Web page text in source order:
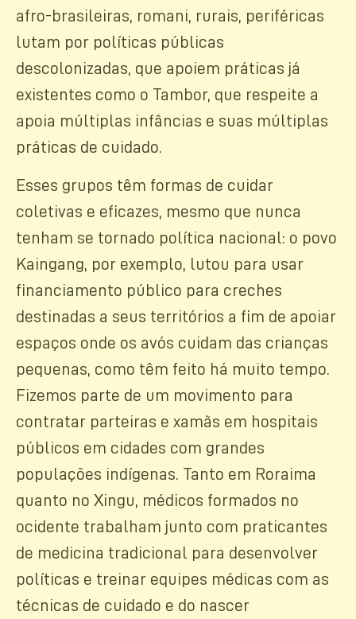
afro-brasileiras, romani, rurais, periféricas
lutam por políticas públicas
descolonizadas, que apoiem práticas já
existentes como o Tambor, que respeite a
apoia múltiplas infâncias e suas múltiplas
práticas de cuidado.
Esses grupos têm formas de cuidar
coletivas e eficazes, mesmo que nunca
tenham se tornado política nacional: o povo
Kaingang, por exemplo, lutou para usar
financiamento público para creches
destinadas a seus territórios a fim de apoiar
espaços onde os avós cuidam das crianças
pequenas, como têm feito há muito tempo.
Fizemos parte de um movimento para
contratar parteiras e xamãs em hospitais
públicos em cidades com grandes
populações indígenas. Tanto em Roraima
quanto no Xingu, médicos formados no
ocidente trabalham junto com praticantes
de medicina tradicional para desenvolver
políticas e treinar equipes médicas com as
técnicas de cuidado e do nascer